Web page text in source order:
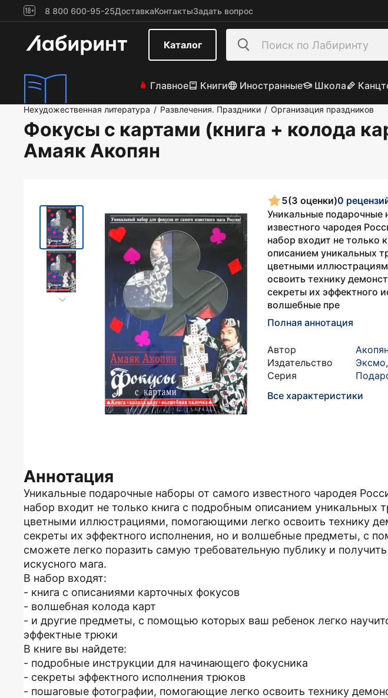
8 800 600-95-25ДоставкаКонтактыЗадать вопрос
Каталог
Главное Книги Иностранные Школа
Нехудожественная литература / Развлечения. Праздники / Организация праздников
Фокусы с картами (книга + колода
Амаяк Акопян
5(3 оценки)0
Уникальные подарочные
известного чародея
набор входит не только
описанием уникальных
цветными
освоить технику
секреты их эффектного
волшебные пре
Полная аннотация
Автор
Издательство
Эксмо,
Серия
Все характеристики
Аннотация
Уникальные подарочные наборы от самого известного чародея
набор входит не только книга с подробным описанием уникальных
цветными иллюстрациями, помогающими легко освоить технику
секреты их эффектного исполнения, но и волшебные предметы, с
сможете легко поразить самую требовательную публику и
искусного мага.
В набор входят:
- книга с описаниями карточных фокусов
- волшебная колода карт
- и другие предметы, с помощью которых ваш ребенок легко
эффектные трюки
В книге вы найдете:
- подробные инструкции для начинающего фокусника
- секреты эффектного исполнения трюков
- пошаговые фотографии, помогающие легко освоить технику